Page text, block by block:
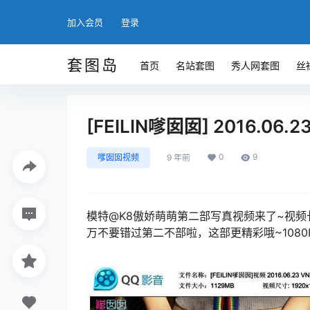
加入会员 登录
套图岛 首页 名站套图 秀人网套图 丝
[FEILIN嗲囡囡]
嗲囡囡视频 9 年前 0 9
模特@K8傲娇萌萌第二部写真视频来了~视
万不要错过第二不部啦，这部更精彩哦